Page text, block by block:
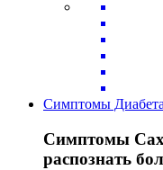
Симптомы
Симптомы
распознать